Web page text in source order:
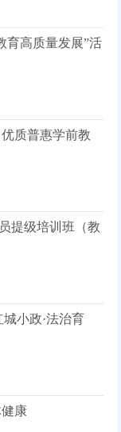
育高质量发展”活
质普惠学前教
提级培训班（教
小政·法治育
康